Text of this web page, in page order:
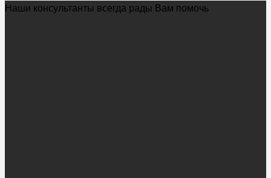
Наши консультанты всегда рады Вам помочь